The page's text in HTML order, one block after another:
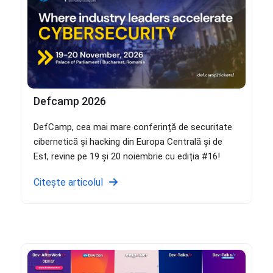
Defcamp 2026
DefCamp, cea mai mare conferință de securitate
cibernetică și hacking din Europa Centrală și de
Est, revine pe 19 și 20 noiembrie cu ediția #16!
Citește articolul